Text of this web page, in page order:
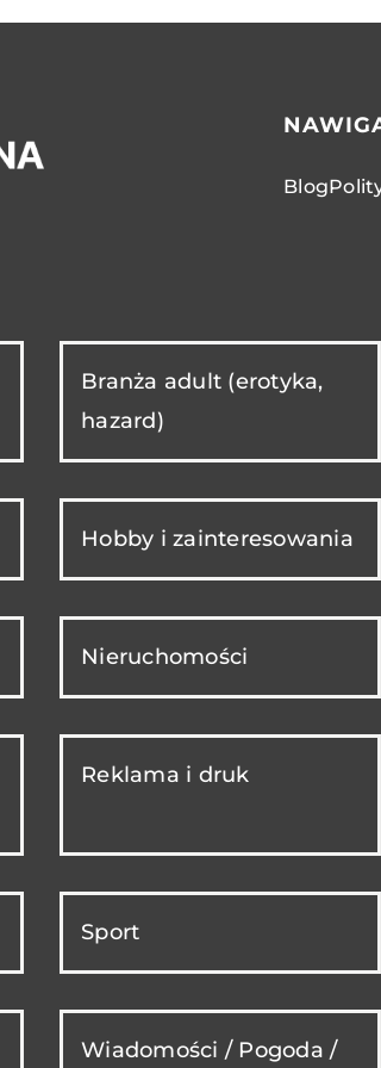
Blog
Branża adult (erotyka,
hazard)
Hobby i zainteresowania
Nieruchomości
Reklama i druk
Sport
Wiadomości / Pogoda /